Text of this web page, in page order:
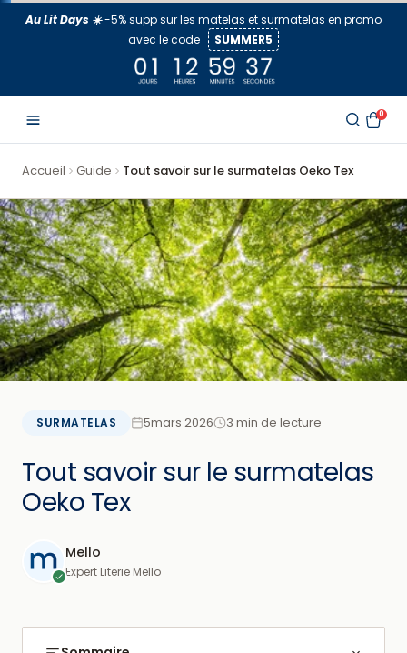
AllerAu Lit Days ☀️-5% supp sur les matelas et surmatelas en promo
avec le code
SUMMER5
0
Accueil Guide Tout savoir sur le surmatelas Oeko Tex
SURMATELAS 5mars 2026 3 min de lecture
Tout savoir sur le surmatelas
Oeko Tex
Mello
Expert Literie Mello